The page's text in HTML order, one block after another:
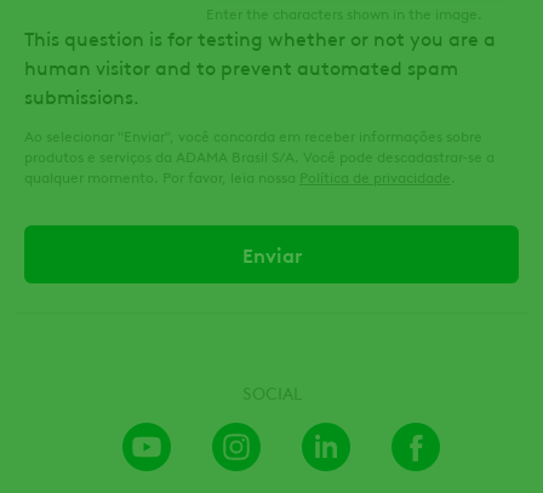
Enter the characters shown in the image.
This question is for testing whether or not you are a
human visitor and to prevent automated spam
submissions.
Ao selecionar "Enviar", você concorda em receber informações sobre
produtos e serviços da ADAMA Brasil S/A. Você pode descadastrar-se a
qualquer momento. Por favor, leia nossa Política de privacidade
SOCIAL
Youtube
Channel
Instagram LinkedIn